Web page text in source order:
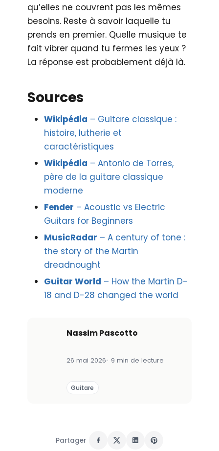
qu’elles ne couvrent pas les mêmes
besoins. Reste à savoir laquelle tu
prends en premier. Quelle musique te
fait vibrer quand tu fermes les yeux ?
La réponse est probablement déjà là.
Sources
Wikipédia – Guitare classique :
histoire, lutherie et
caractéristiques
Wikipédia – Antonio de Torres,
père de la guitare classique
moderne
Fender – Acoustic vs Electric
Guitars for Beginners
MusicRadar – A century of tone :
the story of the Martin
dreadnought
Guitar World – How the Martin D-
18 and D-28 changed the world
Nassim Pascotto
26 mai 2026 9 min de lecture
Guitare
Partager